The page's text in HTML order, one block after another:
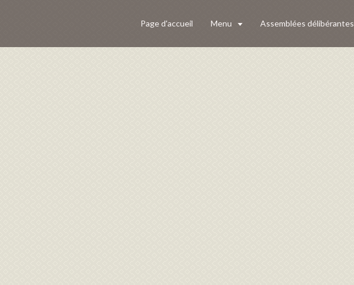
Page d'accueil Menu Assemblées délibérantes